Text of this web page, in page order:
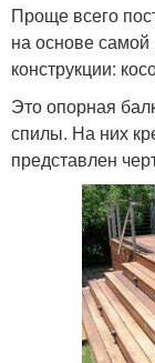
Проще всего
на основе
конструкции:
Это опорная
спилы. На них
представлен